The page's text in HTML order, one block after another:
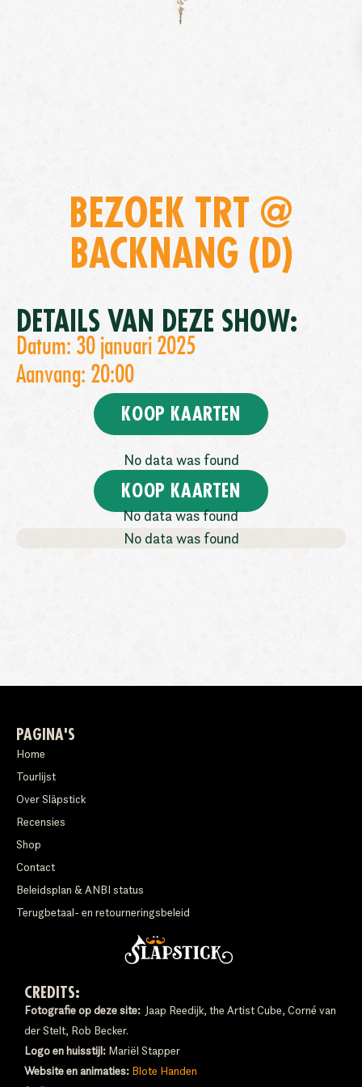
BEZOEK TRT @
BACKNANG (D)
DETAILS VAN DEZE SHOW:
Datum: 30 januari 2025
Aanvang: 20:00
KOOP KAARTEN
No data was found
KOOP KAARTEN
No data was found
No data was found
PAGINA'S
Home
Tourlijst
Over Släpstick
Recensies
Shop
Contact
Beleidsplan & ANBI status
Terugbetaal- en retourneringsbeleid
CREDITS:
Fotografie op deze site: Jaap Reedijk, the Artist Cube, Corné van
der Stelt, Rob Becker.
Logo en huisstijl: Mariël Stapper
Website en animaties: Blote Handen